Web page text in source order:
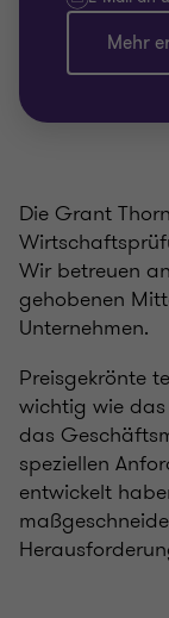
Mehr
Die Grant
Wir betreuen
gehobenen
Unternehmen.
Preisgekrönte
wichtig wie
das
speziellen
entwickelt